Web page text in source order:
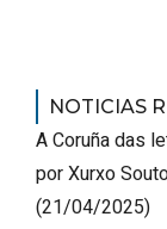
NOTICIAS
A Coruña das
por Xurxo
(21/04/2025)